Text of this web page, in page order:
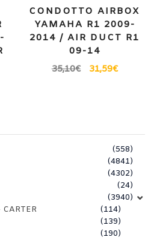
CONDOTTO AIRBOX
YAMAHA R1 2009-
2014 / AIR DUCT R1
09-14
35,10€ 31,59€
(558)
(4841)
(4302)
(24)
(3940)
(114)
(139)
(190)